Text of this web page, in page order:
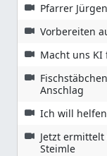
Pfarrer
Vorbereiten
Macht uns KI
Anschlag
Ich will
Jetzt
Steimle